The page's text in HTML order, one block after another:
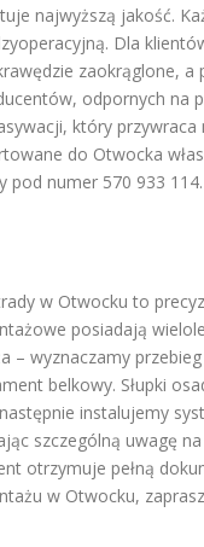
najwyższą jakość.
Dla
zaokrąglone,
odpornych na
który
do Otwocka
pod numer 570 933
w Otwocku to
posiadają
– wyznaczamy
belkowy. Słupki
instalujemy
szczególną uwagę
otrzymuje pełną
w Otwocku,